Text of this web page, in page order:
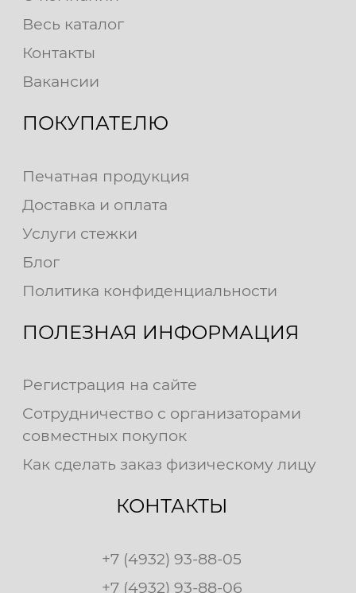
Весь каталог
Контакты
Вакансии
ПОКУПАТЕЛЮ
Печатная продукция
Доставка и оплата
Услуги стежки
Блог
Политика конфиденциальности
ПОЛЕЗНАЯ ИНФОРМАЦИЯ
Регистрация на сайте
Сотрудничество с организаторами
совместных покупок
Как сделать заказ физическому лицу
КОНТАКТЫ
+7 (4932) 93-88-05
+7 (4932) 93-88-06